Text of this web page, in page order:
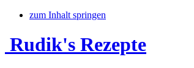
zum Inhalt springen
Rudik's Rezepte